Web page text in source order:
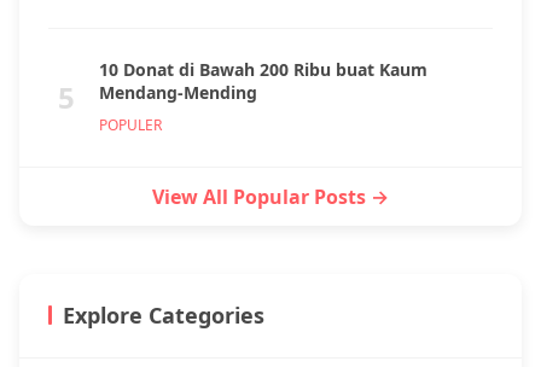
5
10 Donat di Bawah 200 Ribu buat Kaum
Mendang-Mending
POPULER
View All Popular Posts →
Explore Categories